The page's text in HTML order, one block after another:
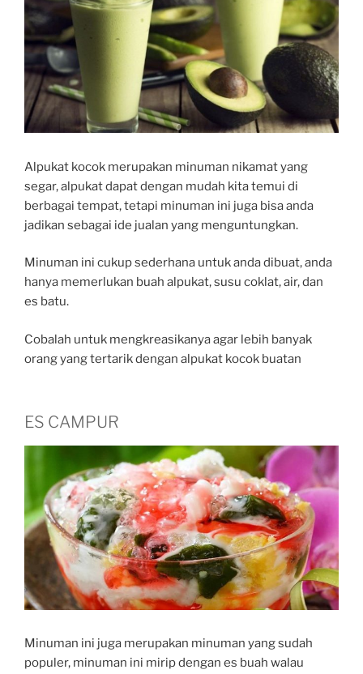
Alpukat kocok merupakan minuman nikamat yang
segar, alpukat dapat dengan mudah kita temui di
berbagai tempat, tetapi minuman ini juga bisa anda
jadikan sebagai ide jualan yang menguntungkan.
Minuman ini cukup sederhana untuk anda dibuat, anda
hanya memerlukan buah alpukat, susu coklat, air, dan
es batu.
Cobalah untuk mengkreasikanya agar lebih banyak
orang yang tertarik dengan alpukat kocok buatan
ES CAMPUR
Minuman ini juga merupakan minuman yang sudah
populer, minuman ini mirip dengan es buah walau